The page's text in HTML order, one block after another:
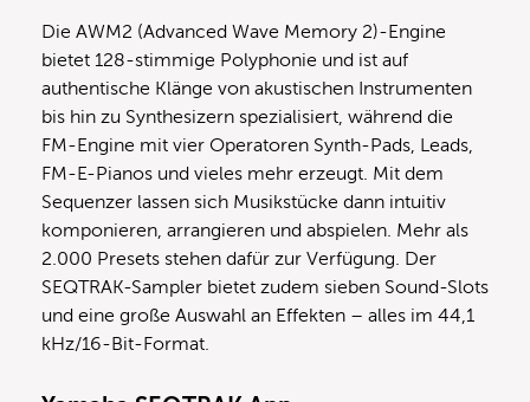
Die AWM2 (Advanced Wave Memory 2)-Engine
bietet 128-stimmige Polyphonie und ist auf
authentische Klänge von akustischen Instrumenten
bis hin zu Synthesizern spezialisiert, während die
FM-Engine mit vier Operatoren Synth-Pads, Leads,
FM-E-Pianos und vieles mehr erzeugt. Mit dem
Sequenzer lassen sich Musikstücke dann intuitiv
komponieren, arrangieren und abspielen. Mehr als
2.000 Presets stehen dafür zur Verfügung. Der
SEQTRAK-Sampler bietet zudem sieben Sound-Slots
und eine große Auswahl an Effekten – alles im 44,1
kHz/16-Bit-Format.